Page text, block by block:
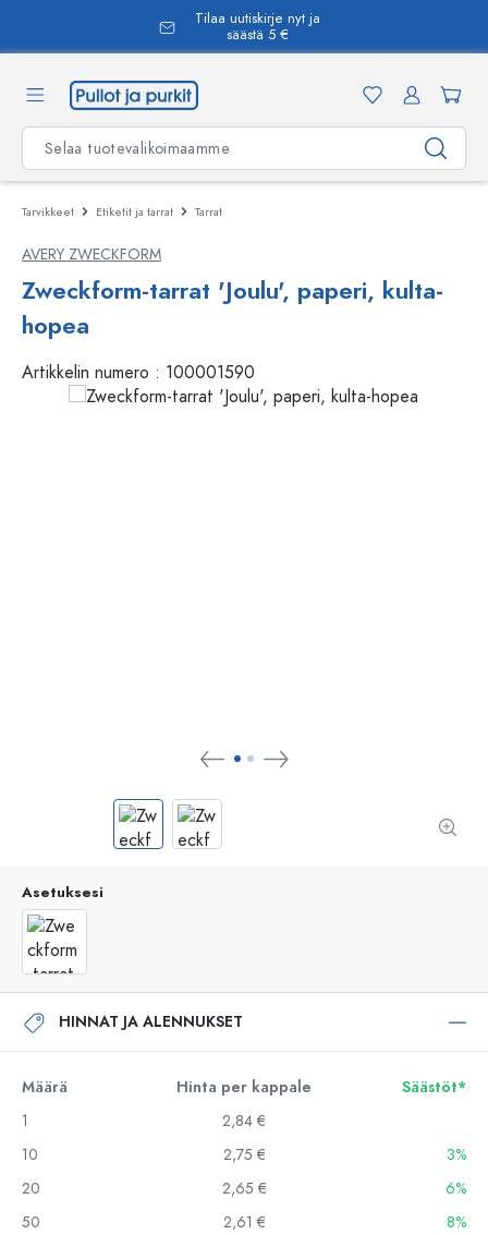
Tilaa uutiskirje nyt ja
säästä 5 €
Tarvikkeet Etiketit ja tarrat Tarrat
AVERY ZWECKFORM
Zweckform-tarrat 'Joulu', paperi, kulta-
hopea
Artikkelin numero : 100001590
Asetuksesi
HINNAT JA ALENNUKSET
Määrä Hinta per kappale
Säästöt*
1
2,84 €
10
2,75 €
3%
20
2,65 €
6%
50
2,61 €
8%